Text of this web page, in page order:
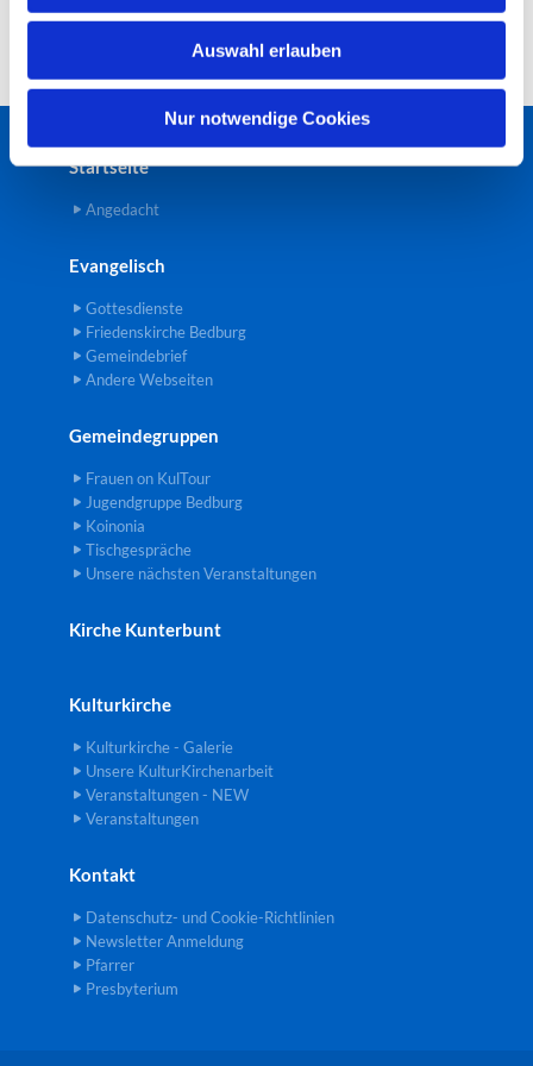
l
Auswahl erlauben
Nur notwendige Cookies
Startseite
Angedacht
Evangelisch
Gottesdienste
Friedenskirche Bedburg
Gemeindebrief
Andere Webseiten
Gemeindegruppen
Frauen on KulTour
Jugendgruppe Bedburg
Koinonia
Tischgespräche
Unsere nächsten Veranstaltungen
Kirche Kunterbunt
Kulturkirche
Kulturkirche - Galerie
Unsere KulturKirchenarbeit
Veranstaltungen - NEW
Veranstaltungen
Kontakt
Datenschutz- und Cookie-Richtlinien
Newsletter Anmeldung
Pfarrer
Presbyterium